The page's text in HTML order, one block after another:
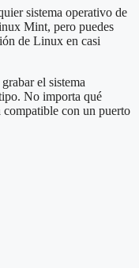
sistema operativo de
Mint, pero puedes
de Linux en casi
el sistema
No importa qué
compatible con un puerto